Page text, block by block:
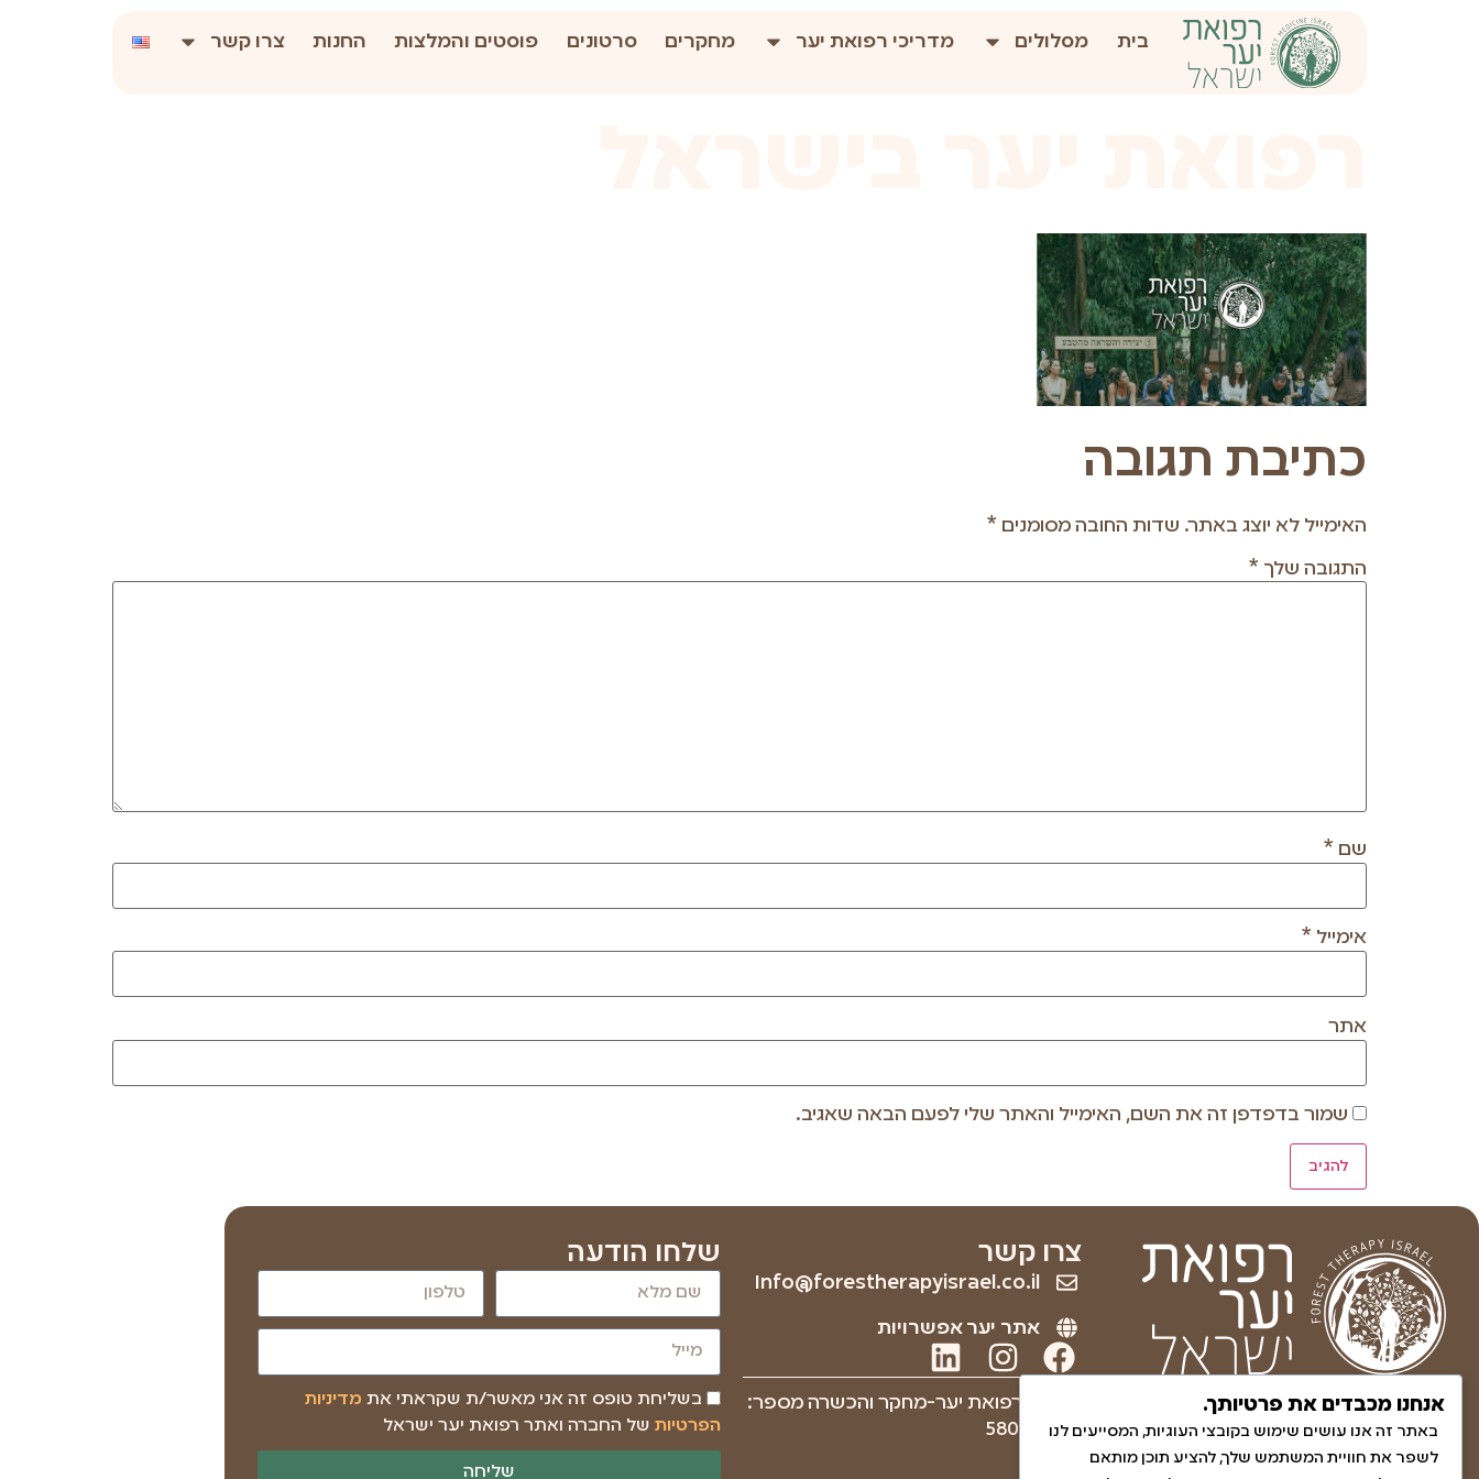
בית
מסלולים מדריכי רפואת יער מחקרים סרטונים פוסטים והמלצות החנות צרו קשר
כתיבת תגובה
האימייל לא יוצג באתר. שדות החובה מסומנים *
התגובה שלך *
שם *
אימייל *
אתר
שמור בדפדפן זה את השם, האימייל והאתר שלי לפעם הבאה שאגיב.
באמצעות הטבע.
צרו קשר
Info@forestherapyisrael.co.il
אתר יער אפשרויות
עמותה רפואת יער-מחקר והכשרה מספר:
580830271
שלחו הודעה
בשליחת טופס זה אני מאשר/ת שקראתי את מדיניות
הפרטיות של החברה ואתר רפואת יער ישראל
שליחה
אנחנו מכבדים את פרטיותך.
באתר זה אנו עושים שימוש בקובצי העוגיות, המסייעים לנו
לשפר את חוויית המשתמש שלך, להציע תוכן מותאם